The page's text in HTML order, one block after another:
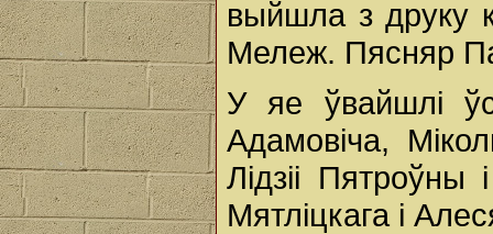
выйшла з друку
Мележ. Пясняр
У яе ўвайшлі
Адамовіча,
Лідзіі
Мятліцкага і